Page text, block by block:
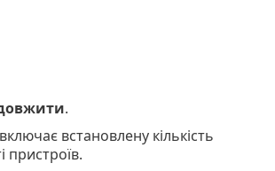
.
встановлену кількість
пристроїв.